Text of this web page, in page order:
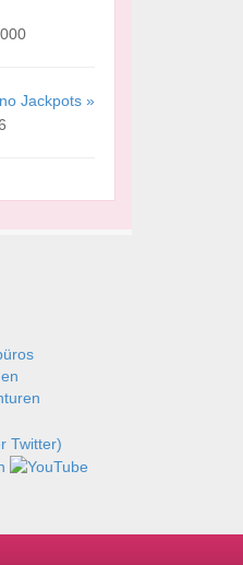
Jackpots »